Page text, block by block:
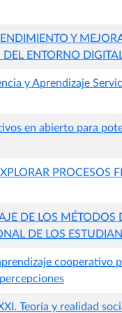
Y
ENTORNO
y Aprendizaje
en abierto para
PROCESOS
DE LOS
DE LOS
cooperativo
Teoría y realidad